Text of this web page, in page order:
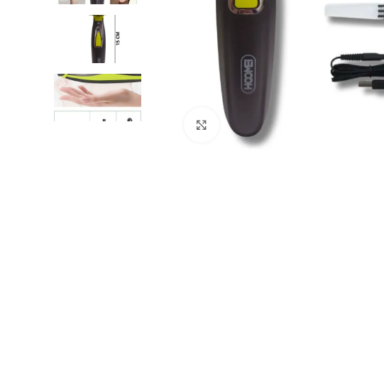
Clicca per ingrandire